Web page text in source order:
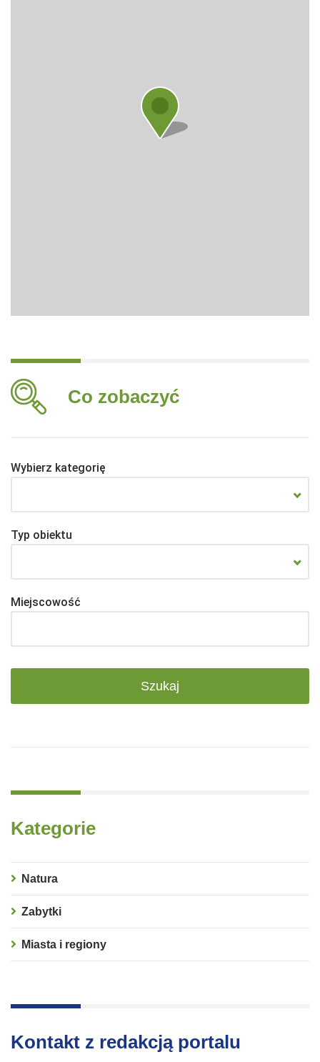
Co zobaczyć
Wybierz kategorię
Typ obiektu
Miejscowość
Kategorie
Natura
Zabytki
Miasta i regiony
Kontakt z redakcją portalu